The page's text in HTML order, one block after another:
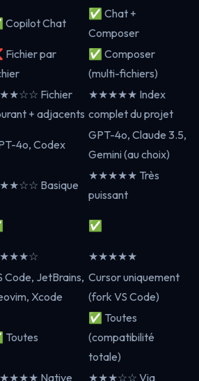
Copilot Chat
✅ Chat +
Composer
Fichier par
✅ Composer
(multi-fichiers)
Fichier
+ adjacents
★★★★★ Index
complet du projet
4o, Codex
GPT-4o, Claude 3.5,
Gemini (au choix)
Basique
★★★★★ Très
puissant
✅
★★★★★
Code, JetBrains,
Xcode
Cursor uniquement
(fork VS Code)
Toutes
✅ Toutes
(compatibilité
totale)
Native
★★★☆☆ Via